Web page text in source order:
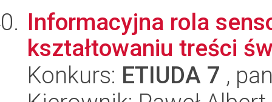
Informacyjna rola
kształtowaniu treści
Konkurs: ETIUDA 7 ,